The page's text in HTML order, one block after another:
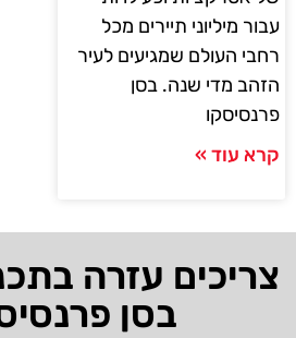
עבור מיליוני תיירים מכל
רחבי העולם שמגיעים לעיר
הזהב מדי שנה. בסן
פרנסיסקו
קרא עוד »
צריכים עזרה
בסן